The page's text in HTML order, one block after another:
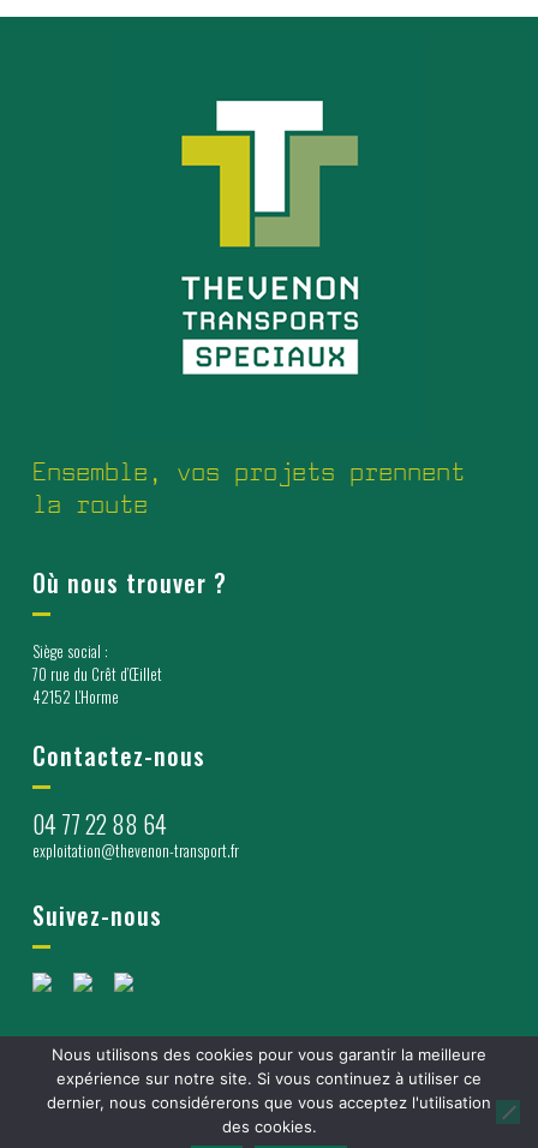
Ensemble, vos projets prennent
la route
Où nous trouver ?
Siège social :
70 rue du Crêt d’Œillet
42152 L’Horme
Contactez-nous
04 77 22 88 64
exploitation@thevenon-transport.fr
Suivez-nous
MENTIONS LÉGALES RGPD
CONDITIONS GÉNÉRALES
Réalisé par les experts de Bonne
Nous utilisons des cookies pour vous garantir la meilleure
expérience sur notre site. Si vous continuez à utiliser ce
dernier, nous considérerons que vous acceptez l'utilisation
des cookies.